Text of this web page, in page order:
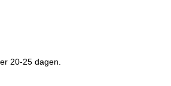
20-25 dagen.